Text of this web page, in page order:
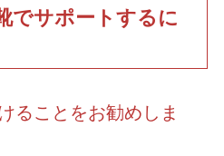
でサポートするに
ることをお勧めしま